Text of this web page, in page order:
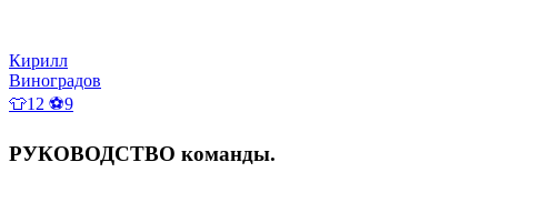
Кирилл
Виноградов
👕12 ⚽9
РУКОВОДСТВО команды.